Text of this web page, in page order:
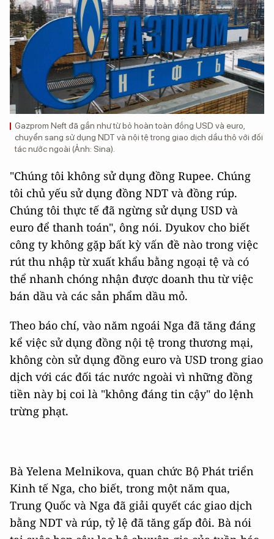
Gazprom Neft đã gần như từ bỏ hoàn toàn đồng USD và euro,
chuyển sang sử dụng NDT và nội tệ trong giao dịch dầu thô với đối
tác nước ngoài (Ảnh: Sina).
"Chúng tôi không sử dụng đồng Rupee. Chúng
tôi chủ yếu sử dụng đồng NDT và đồng rúp.
Chúng tôi thực tế đã ngừng sử dụng USD và
euro để thanh toán", ông nói. Dyukov cho biết
công ty không gặp bất kỳ vấn đề nào trong việc
rút thu nhập từ xuất khẩu bằng ngoại tệ và có
thể nhanh chóng nhận được doanh thu từ việc
bán dầu và các sản phẩm dầu mỏ.
Theo báo chí, vào năm ngoái Nga đã tăng đáng
kể việc sử dụng đồng nội tệ trong thương mại,
không còn sử dụng đồng euro và USD trong giao
dịch với các đối tác nước ngoài vì những đồng
tiền này bị coi là "không đáng tin cậy" do lệnh
trừng phạt.
Bà Yelena Melnikova, quan chức Bộ Phát triển
Kinh tế Nga, cho biết, trong một năm qua,
Trung Quốc và Nga đã giải quyết các giao dịch
bằng NDT và rúp, tỷ lệ đã tăng gấp đôi. Bà nói